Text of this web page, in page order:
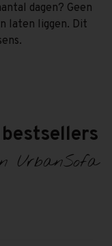
dagen? Geen
laten liggen. Dit
UrbanSofa